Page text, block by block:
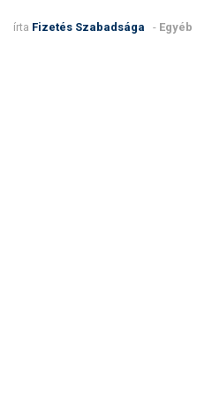
írta Fizetés Szabadsága - Egyéb